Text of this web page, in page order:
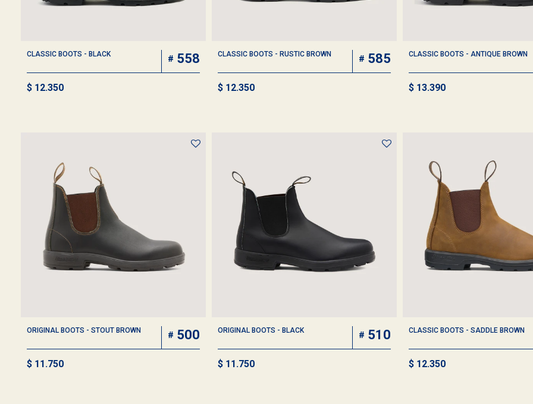
CLASSIC BOOTS - BLACK 558
$ 12.350
CLASSIC BOOTS - RUSTIC BROWN 585
$ 12.350
CLASSIC BOOTS - ANTIQUE BROWN
$ 13.390
ORIGINAL BOOTS - STOUT BROWN 500
$ 11.750
ORIGINAL BOOTS - BLACK 510
$ 11.750
CLASSIC BOOTS - SADDLE BROWN
$ 12.350